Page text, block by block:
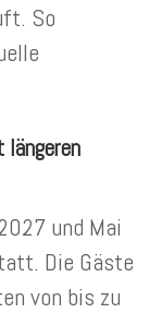
So
längeren
und Mai
Die Gäste
von bis zu